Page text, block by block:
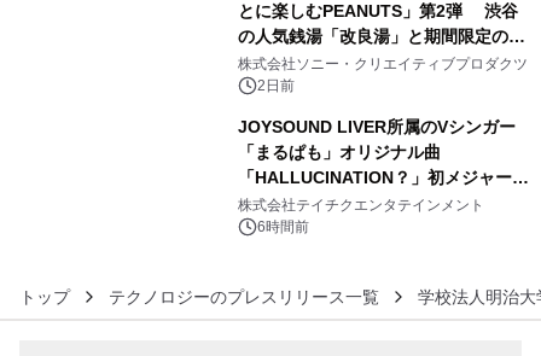
とに楽しむPEANUTS」第2弾 渋谷
の人気銭湯「改良湯」と期間限定のコ
ラボレーション サウナイキタイコラ
ボグッズも発売決定！
株式会社ソニー・クリエイティブプロダクツ
2日前
JOYSOUND LIVER所属のVシンガー
「まるぱも」オリジナル曲
「HALLUCINATION？」初メジャー配
信リリース決定！
株式会社テイチクエンタテインメント
6時間前
トップ テクノロジーのプレスリリース一覧 学校法人明治大